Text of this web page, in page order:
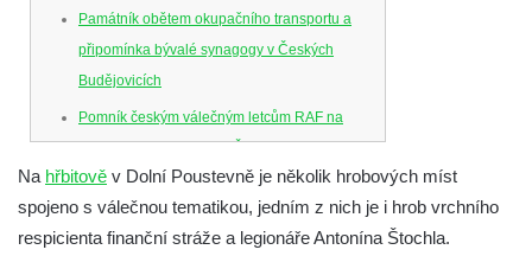
Památník obětem okupačního transportu a
připomínka bývalé synagogy v Českých
Budějovicích
Pomník českým válečným letcům RAF na
Senovážném náměstí v Českých
Budějovicích
Pamětní deska Jana Zelenky-Hajského v
Budějovické ulici na domě čp. 19 v
Na hřbitově v Dolní Poustevně je několik hrobových míst
spojeno s válečnou tematikou, jedním z nich je i hrob vrchního
respicienta finanční stráže a legionáře Antonína Štochla.